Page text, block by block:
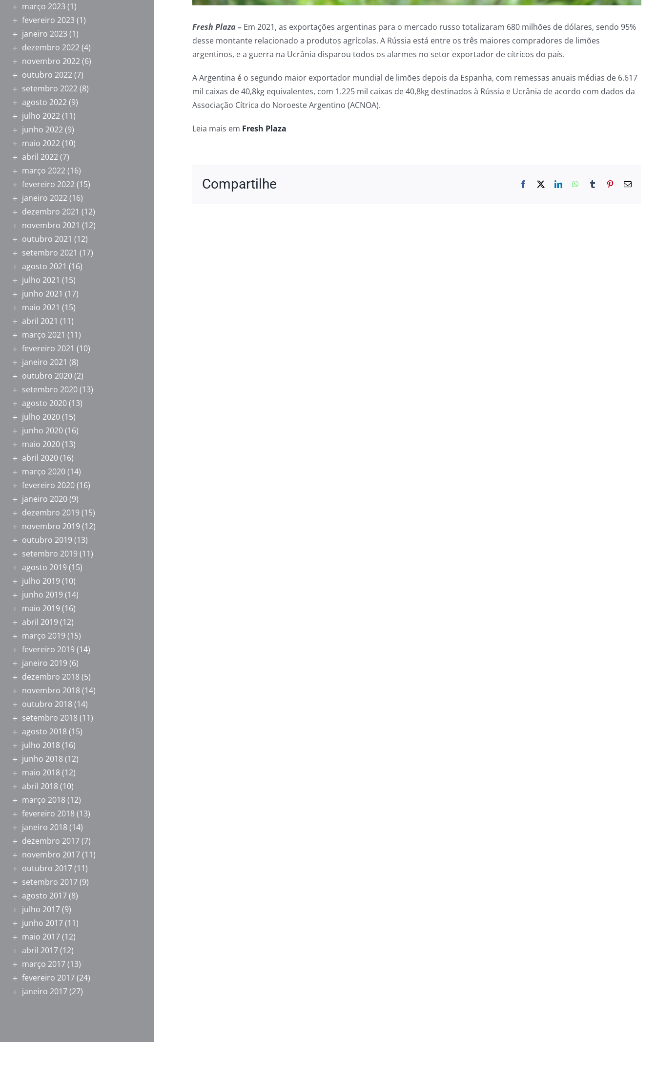
Fresh Plaza – Em 2021, as exportações argentinas para o mercado russo totalizaram 680 milhões de dólares, sendo 95%
desse montante relacionado a produtos agrícolas. A Rússia está entre os três maiores compradores de limões
argentinos, e a guerra na Ucrânia disparou todos os alarmes no setor exportador de cítricos do país.
A Argentina é o segundo maior exportador mundial de limões depois da Espanha, com remessas anuais médias de 6.617
mil caixas de 40,8kg equivalentes, com 1.225 mil caixas de 40,8kg destinados à Rússia e Ucrânia de acordo com dados da
Associação Cítrica do Noroeste Argentino (ACNOA).
Leia mais em Fresh Plaza
Compartilhe Facebook LinkedInWhatsApp
Tumblr Pinterest
E-
março 2023 (1)
fevereiro 2023 (1)
janeiro 2023 (1)
dezembro 2022(4)
novembro 2022(6)
outubro 2022(7)
setembro 2022(8)
agosto 2022(9)
julho 2022(11)
junho 2022(9)
maio 2022(10)
abril 2022(7)
março 2022(16)
fevereiro 2022(15)
janeiro 2022(16)
dezembro 2021 (12)
novembro 2021 (12)
outubro 2021 (12)
setembro 2021 (17)
agosto 2021 (16)
julho 2021 (15)
junho 2021 (17)
maio 2021 (15)
abril 2021 (11)
março 2021 (11)
fevereiro 2021 (10)
janeiro 2021 (8)
outubro 2020(2)
setembro 2020(13)
agosto 2020(13)
julho 2020(15)
junho 2020(16)
maio 2020(13)
abril 2020(16)
março 2020(14)
fevereiro 2020(16)
janeiro 2020(9)
dezembro 2019(15)
novembro 2019(12)
outubro 2019(13)
setembro 2019(11)
agosto 2019(15)
julho 2019(10)
junho 2019(14)
maio 2019(16)
abril 2019(12)
março 2019(15)
fevereiro 2019(14)
janeiro 2019(6)
dezembro 2018(5)
novembro 2018(14)
outubro 2018(14)
setembro 2018(11)
agosto 2018(15)
julho 2018(16)
junho 2018(12)
maio 2018(12)
abril 2018(10)
março 2018(12)
fevereiro 2018(13)
janeiro 2018(14)
dezembro 2017(7)
novembro 2017(11)
outubro 2017(11)
setembro 2017(9)
agosto 2017(8)
julho 2017(9)
junho 2017(11)
maio 2017(12)
abril 2017(12)
março 2017(13)
fevereiro 2017(24)
janeiro 2017(27)